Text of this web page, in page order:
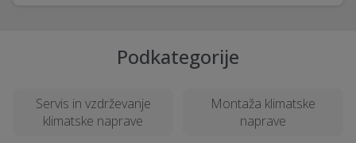
Podkategorije
Servis in vzdrževanje
klimatske naprave
Montaža klimatske
naprave